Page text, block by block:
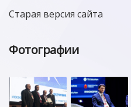
Старая версия сайта
Фотографии